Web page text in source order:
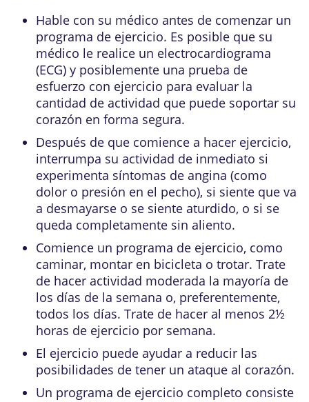
Hable con su médico antes de comenzar un
programa de ejercicio. Es posible que su
médico le realice un electrocardiograma
(ECG) y posiblemente una prueba de
esfuerzo con ejercicio para evaluar la
cantidad de actividad que puede soportar su
corazón en forma segura.
Después de que comience a hacer ejercicio,
interrumpa su actividad de inmediato si
experimenta síntomas de angina (como
dolor o presión en el pecho), si siente que va
a desmayarse o se siente aturdido, o si se
queda completamente sin aliento.
Comience un programa de ejercicio, como
caminar, montar en bicicleta o trotar. Trate
de hacer actividad moderada la mayoría de
los días de la semana o, preferentemente,
todos los días. Trate de hacer al menos 2½
horas de ejercicio por semana.
El ejercicio puede ayudar a reducir las
posibilidades de tener un ataque al corazón.
Un programa de ejercicio completo consiste